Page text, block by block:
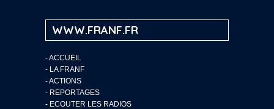
WWW.FRANF.FR
-ACCUEIL
- LA FRANF
-ACTIONS
- REPORTAGES
- ECOUTER LES RADIOS